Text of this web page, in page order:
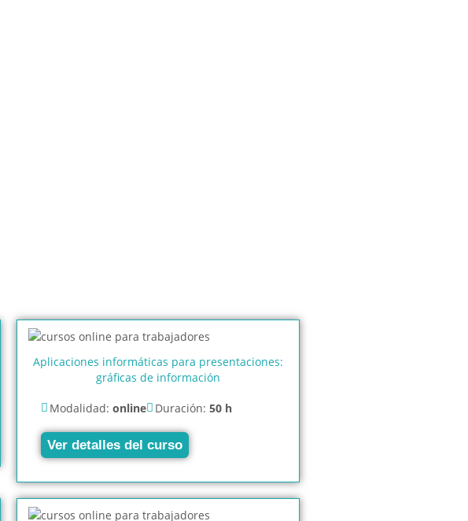
Aplicaciones informáticas para presentaciones:
gráficas de información
Modalidad: online Duración: 50 h
Ver detalles del curso